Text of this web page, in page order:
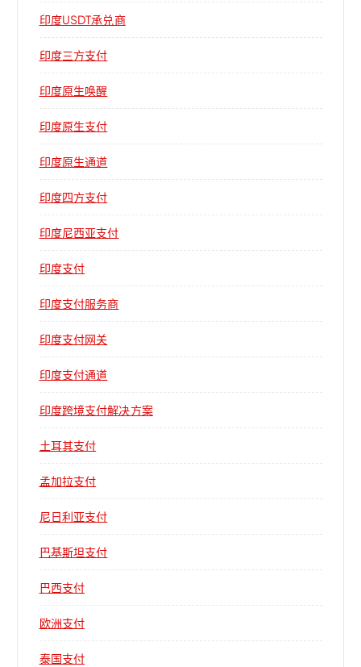
印度USDT承兑商
印度三方支付
印度原生唤醒
印度原生支付
印度原生通道
印度四方支付
印度尼西亚支付
印度支付
印度支付服务商
印度支付网关
印度支付通道
印度跨境支付解决方案
土耳其支付
孟加拉支付
尼日利亚支付
巴基斯坦支付
巴西支付
欧洲支付
泰国支付